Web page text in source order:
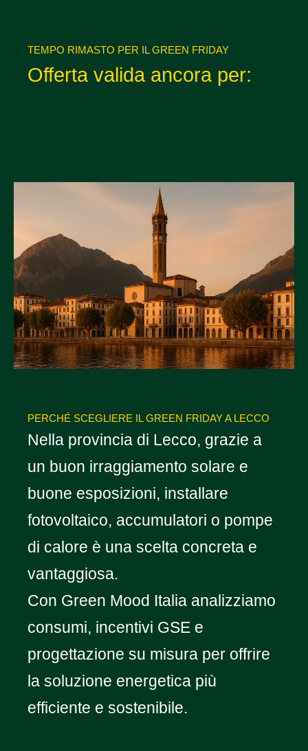
TEMPO RIMASTO PER IL GREEN FRIDAY
Offerta valida ancora per:
PERCHÉ SCEGLIERE IL GREEN FRIDAY A LECCO
Nella provincia di Lecco, grazie a
un buon irraggiamento solare e
buone esposizioni, installare
fotovoltaico, accumulatori o pompe
di calore è una scelta concreta e
vantaggiosa.
Con Green Mood Italia analizziamo
consumi, incentivi GSE e
progettazione su misura per offrire
la soluzione energetica più
efficiente e sostenibile.